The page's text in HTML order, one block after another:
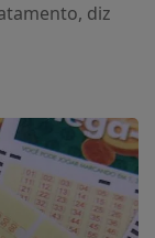
diz